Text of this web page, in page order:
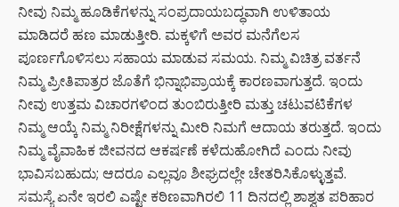
ನೀವು ನಿಮ್ಮ ಹೂಡಿಕೆಗಳನ್ನು ಸಂಪ್ರದಾಯಬದ್ಧವಾಗಿ ಉಳಿತಾಯ
ಮಾಡಿದರೆ ಹಣ ಮಾಡುತ್ತೀರಿ. ಮಕ್ಕಳಿಗೆ ಅವರ ಮನೆಗೆಲಸ
ಪೂರ್ಣಗೊಳಿಸಲು ಸಹಾಯ ಮಾಡುವ ಸಮಯ. ನಿಮ್ಮ ವಿಚಿತ್ರ ವರ್ತನೆ
ನಿಮ್ಮ ಪ್ರೀತಿಪಾತ್ರರ ಜೊತೆಗೆ ಭಿನ್ನಾಭಿಪ್ರಾಯಕ್ಕೆ ಕಾರಣವಾಗುತ್ತದೆ. ಇಂದು
ನೀವು ಉತ್ತಮ ವಿಚಾರಗಳಿಂದ ತುಂಬಿರುತ್ತೀರಿ ಮತ್ತು ಚಟುವಟಿಕೆಗಳ
ನಿಮ್ಮ ಆಯ್ಕೆ ನಿಮ್ಮ ನಿರೀಕ್ಷೆಗಳನ್ನು ಮೀರಿ ನಿಮಗೆ ಆದಾಯ ತರುತ್ತದೆ. ಇಂದು
ನಿಮ್ಮ ವೈವಾಹಿಕ ಜೀವನದ ಆಕರ್ಷಣೆ ಕಳೆದುಹೋಗಿದೆ ಎಂದು ನೀವು
ಭಾವಿಸಬಹುದು; ಆದರೂ ಎಲ್ಲವೂ ಶೀಘ್ರದಲ್ಲೇ ಚೇತರಿಸಿಕೊಳ್ಳುತ್ತವೆ.
ಸಮಸ್ಯೆ ಏನೇ ಇರಲಿ ಎಷ್ಟೇ ಕಠಿಣವಾಗಿರಲಿ 11 ದಿನದಲ್ಲಿ ಶಾಶ್ವತ ಪರಿಹಾರ